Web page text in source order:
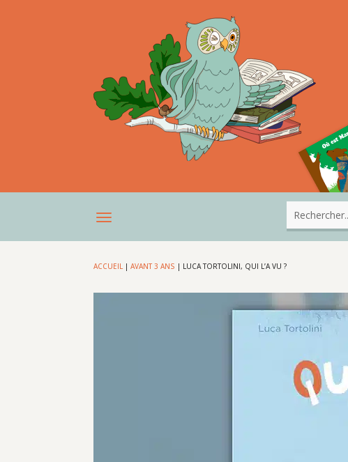
ACCUEIL |AVANT 3 ANS | LUCA TORTOLINI, QUI L’A VU ?